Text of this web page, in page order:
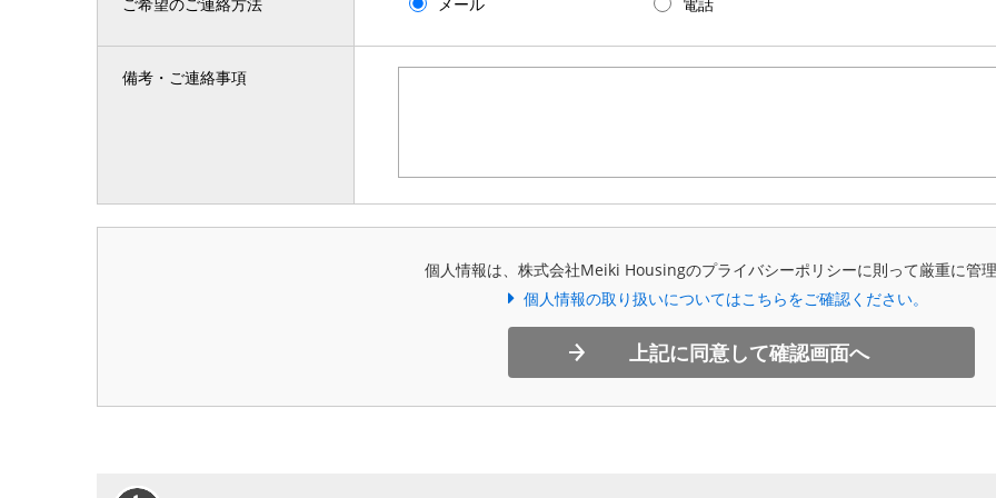
備考・ご連絡事項
個人情報は、株式会社Meiki Housingのプライバシーポリシーに則って厳重に管理
個人情報の取り扱いについてはこちらをご確認ください。
上記に同意して確認画面へ